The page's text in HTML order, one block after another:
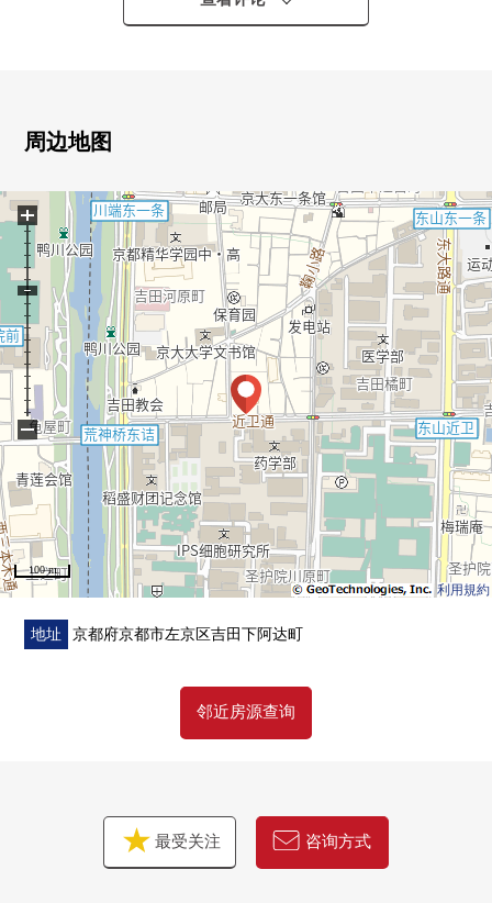
○室内新装修
○电式浴室换气干燥机
■翻新内容(2026年3月)
○厨房·整体卫浴、盥洗台、厕所更换
○Cross张替(所有房间)
○地板张替(LDK、各西式房间、走廊)
○氯乙稀瓷砖张替(洗脸室、厕所、门口泥地)
周边地图
利用規約
100 m
+
−
地址 京都府京都市左京区吉田下阿达町
邻近房源查询
最受关注 咨询方式